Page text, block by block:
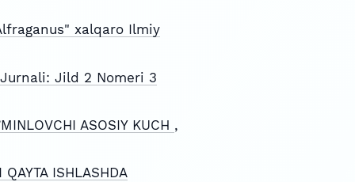
xalqaro Ilmiy
Jild 2 Nomeri 3
ASOSIY KUCH ,
QAYTA ISHLASHDA